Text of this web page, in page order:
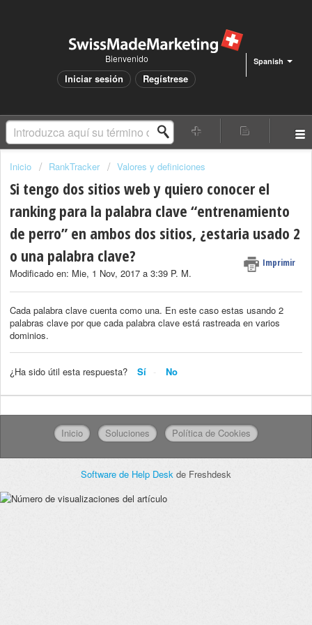
Spanish
Bienvenido
Iniciar sesión Regístrese
Inicio RankTracker Valores y definiciones
Si tengo dos sitios web y quiero conocer el
ranking para la palabra clave “entrenamiento
de perro” en ambos dos sitios, ¿estaria usado 2
o una palabra clave?
Imprimir
Modificado en: Mie, 1 Nov, 2017 a 3:39 P. M.
Cada palabra clave cuenta como una. En este caso estas usando 2
palabras clave por que cada palabra clave está rastreada en varios
dominios.
¿Ha sido útil esta respuesta? Sí No
Inicio Soluciones Política de Cookies
Software de Help Desk de Freshdesk